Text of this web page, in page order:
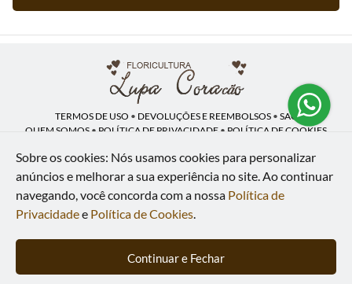
TERMOS DE USO • DEVOLUÇÕES E REEMBOLSOS • SAC
QUEM SOMOS • POLÍTICA DE PRIVACIDADE • POLÍTICA DE COOKIES
Lupa Coração | CNPJ: 16.883.558/0001-00
Av. Heliópolis, 946 - Lj A - Heliópolis - Belford Roxo - RJ - 26120-300
WhatsApp: (21) 97591-5498 | Telefone: (21) 9 7591-5498
© 2024-2026 - Todos os direitos reservados - Desenvolvido por
Inteligentes
Sobre os cookies: Nós usamos cookies para personalizar
anúncios e melhorar a sua experiência no site.Ao continuar
navegando, você concorda com a nossa Política de
Privacidadee Política de Cookies.
Continuar e Fechar